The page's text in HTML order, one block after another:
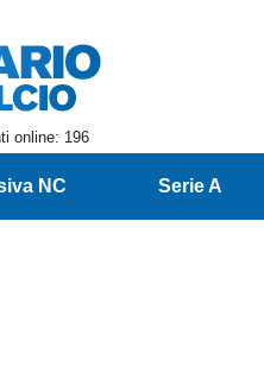
online: 196
NC Serie A